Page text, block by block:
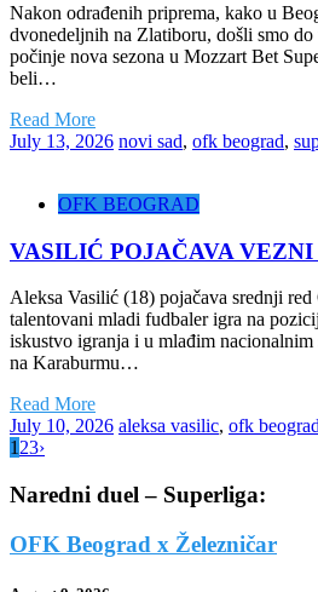
Nakon odrađenih priprema, kako u
dvonedeljnih na Zlatiboru, došli smo
počinje nova sezona u Mozzart Bet
beli…
Read More
July 13, 2026 novi sad, ofk beograd,
OFK BEOGRAD
VASILIĆ POJAČAVA VEZNI
Aleksa Vasilić (18) pojačava srednji
talentovani mladi fudbaler igra na
iskustvo igranja i u mlađim nacionalnim
na Karaburmu…
Read More
July 10, 2026 aleksa vasilic, ofk beograd
1 23›
Naredni duel – Superliga:
OFK Beograd x Železničar